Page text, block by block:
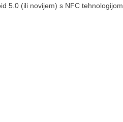
5.0 (ili novijem) s NFC tehnologijom.